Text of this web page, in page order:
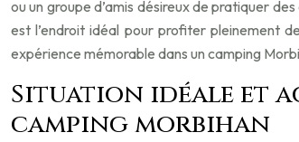
ou un groupe d’amis désireux de pratiquer
est l’endroit idéal pour profiter pleinement
expérience mémorable dans un camping
Situation idéale et
camping morbihan